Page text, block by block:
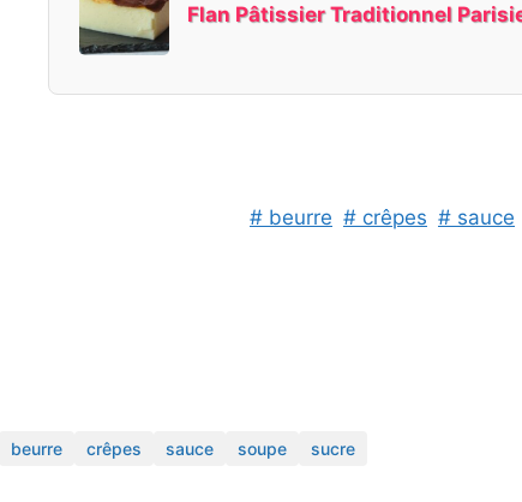
Flan Pâtissier Traditionnel
# beurre # crêpes # sauce
beurre crêpes sauce soupe sucre